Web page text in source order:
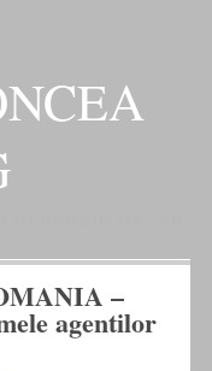
–
agentilor